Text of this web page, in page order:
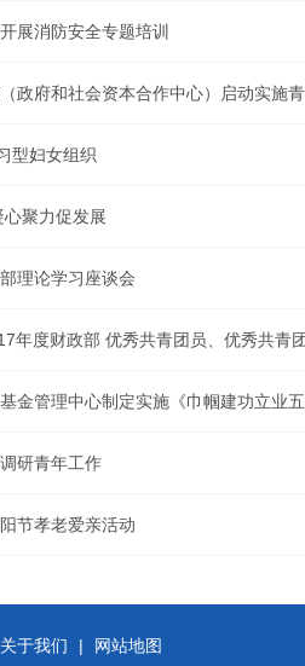
展消防安全专题培训
型妇女组织
聚力促发展
理论学习座谈会
研青年工作
节孝老爱亲活动
关于我们 | 网站地图